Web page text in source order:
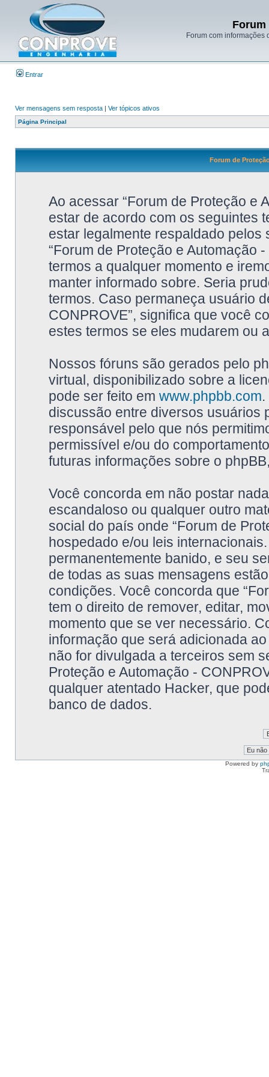
Forum
Forum com informações
Entrar
Ver mensagens sem resposta | Ver tópicos ativos
Página Principal
Forum de
Ao acessar “Forum de Proteção e
estar de acordo com os seguintes
estar legalmente respaldado
“Forum de Proteção e Automação
termos a qualquer momento e
manter informado sobre. Seria
termos. Caso permaneça usuário
CONPROVE”, significa que você
estes termos se eles mudarem ou
Nossos fóruns são gerados pelo
virtual, disponibilizado sobre a
pode ser feito em www.phpbb.com
discussão entre diversos usuários
responsável pelo que nós
permissível e/ou do
futuras informações sobre o
Você concorda em não postar
escandaloso ou qualquer outro
social do país onde “Forum de
hospedado e/ou leis
permanentemente banido, e seu
de todas as suas mensagens
condições. Você concorda que
tem o direito de remover, editar,
momento que se ver necessário.
informação que será adicionada
não for divulgada a terceiros sem
Proteção e Automação -
qualquer atentado Hacker, que
banco de dados.
Powered by